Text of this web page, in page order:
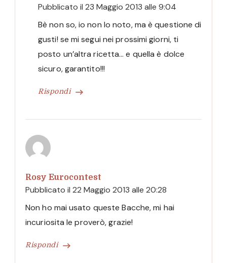
Pubblicato il 23 Maggio 2013 alle 9:04
Rispondi
Bè non so, io non lo noto, ma è questione di
gusti! se mi segui nei prossimi giorni, ti
posto un’altra ricetta… e quella è dolce
sicuro, garantito!!!
Rosy Eurocontest
Pubblicato il 22 Maggio 2013 alle 20:28
Rispondi
Non ho mai usato queste Bacche, mi hai
incuriosita le proverò, grazie!